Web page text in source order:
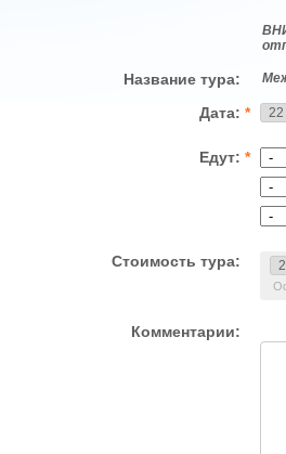
Название тура:
Дата: *
Едут: *
Стоимость тура:
Комментарии: